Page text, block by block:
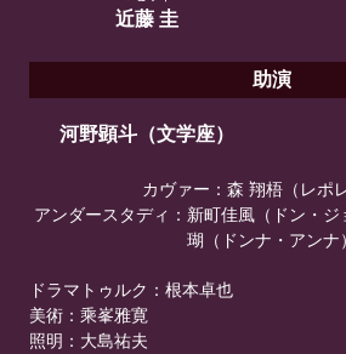
近藤 圭
助演
河野顕斗（文学座）
カヴァー：森 翔梧（レポ
アンダースタディ：新町佳風（ドン・
瑚（ドンナ・アンナ）
ドラマトゥルク：根本卓也
美術：乘峯雅寛
照明：大島祐夫